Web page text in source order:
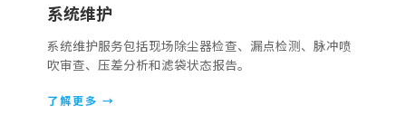
系统维护
系统维护服务包括现场除尘器检查、漏点检测、脉冲喷
吹审查、压差分析和滤袋状态报告。
了解更多 →